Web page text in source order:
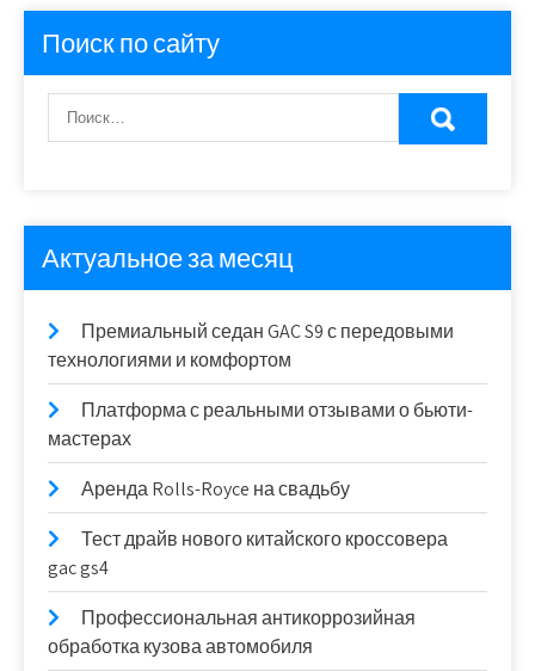
Поиск по сайту
Актуальное за месяц
Премиальный седан GAC S9 с передовыми
технологиями и комфортом
Платформа с реальными отзывами о бьюти-
мастерах
Аренда Rolls-Royce на свадьбу
Тест драйв нового китайского кроссовера
gac gs4
Профессиональная антикоррозийная
обработка кузова автомобиля